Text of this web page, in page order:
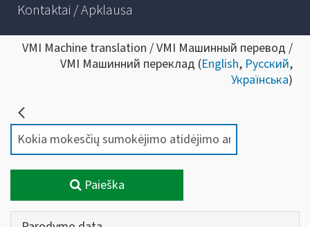
Kontaktai / Apklausa
VMI Machine translation / VMI Машинный перевод /
VMI Машинний переклад (English, Русский,
Українська)
Paieška